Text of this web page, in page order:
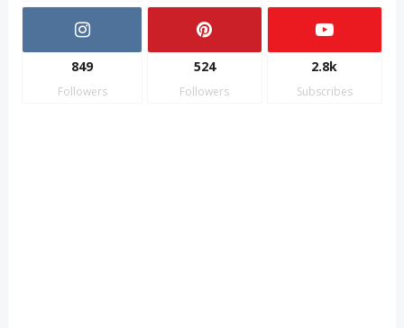
2.8k
Subscribes
524
Followers
849
Followers